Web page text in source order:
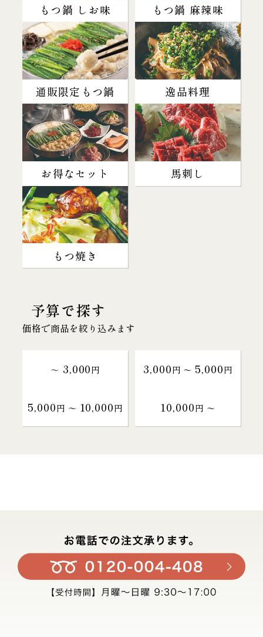
もつ鍋 しお味 もつ鍋 麻辣味
通販限定もつ鍋 逸品料理
お得なセット 馬刺し
もつ焼き
予算で探す
価格で商品を絞り込みます
～ 3,000円 3,000円 〜 5,000円
5,000円 〜 10,000円 10,000円 〜